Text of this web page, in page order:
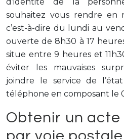
souhaitez vous rendre en
c’est-à-dire du lundi au
ouverte de 8h30 à 17
situe entre 9 heures et
éviter les mauvaises
joindre le service de
téléphone en composant le
Obtenir un acte
par voie postale